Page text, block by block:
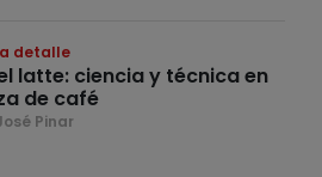
detalle
latte: ciencia y técnica en
de café
Pinar